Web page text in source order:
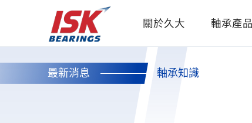
關於久大 軸承產品
最新消息 軸承知識